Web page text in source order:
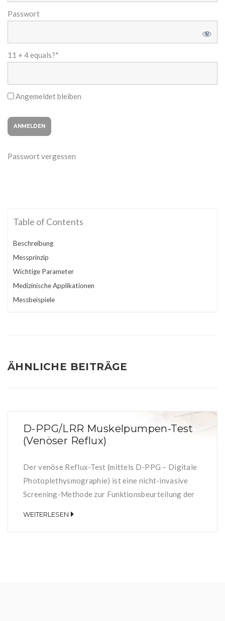
Passwort
11 + 4 equals?*
Angemeldet bleiben
Passwort vergessen
Table of Contents
Beschreibung
Messprinzip
Wichtige Parameter
Medizinische Applikationen
Messbeispiele
ÄHNLICHE BEITRÄGE
D-PPG/LRR Muskelpumpen-Test
(Venöser Reflux)
Der venöse Reflux-Test (mittels D-PPG – Digitale
Photoplethysmographie) ist eine nicht-invasive
Screening-Methode zur Funktionsbeurteilung der
WEITERLESEN